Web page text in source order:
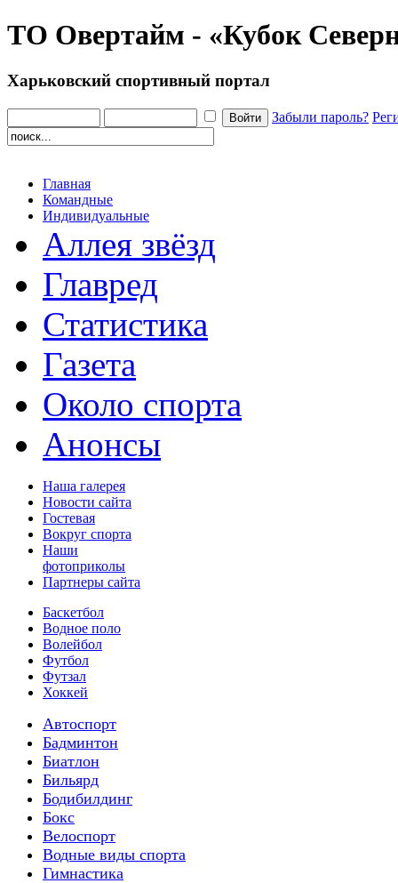
ТО Овертайм - «Кубок
Харьковский спортивный портал
Забыли пароль?
Главная
Командные
Индивидуальные
Аллея звёзд
Главред
Статистика
Газета
Около спорта
Анонсы
Наша галерея
Новости сайта
Гостевая
Вокруг спорта
Наши
фотоприколы
Партнеры сайта
Баскетбол
Водное поло
Волейбол
Футбол
Футзал
Хоккей
Автоспорт
Бадминтон
Биатлон
Бильярд
Бодибилдинг
Бокс
Велоспорт
Водные виды спорта
Гимнастика